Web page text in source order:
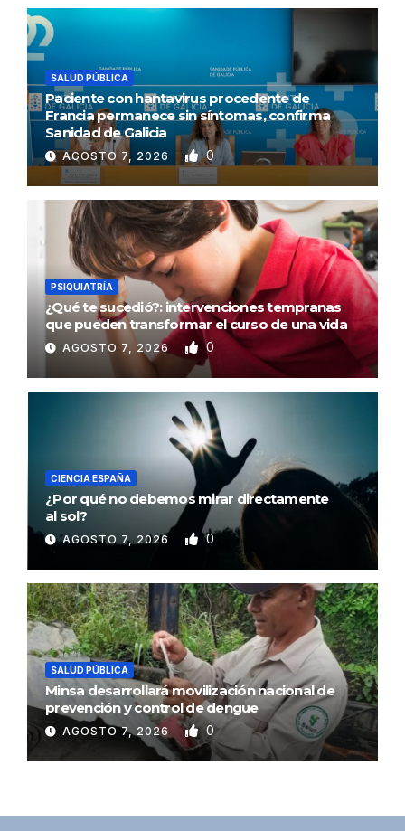
SALUD PÚBLICA
Paciente con hantavirus procedente de
Francia permanece sin síntomas, confirma
Sanidad de Galicia
AGOSTO 7, 2026 0
PSIQUIATRÍA
¿Qué te sucedió?: intervenciones tempranas
que pueden transformar el curso de una vida
AGOSTO 7, 2026 0
CIENCIA ESPAÑA
¿Por qué no debemos mirar directamente
al sol?
AGOSTO 7, 2026 0
SALUD PÚBLICA
Minsa desarrollará movilización nacional de
prevención y control de dengue
AGOSTO 7, 2026 0